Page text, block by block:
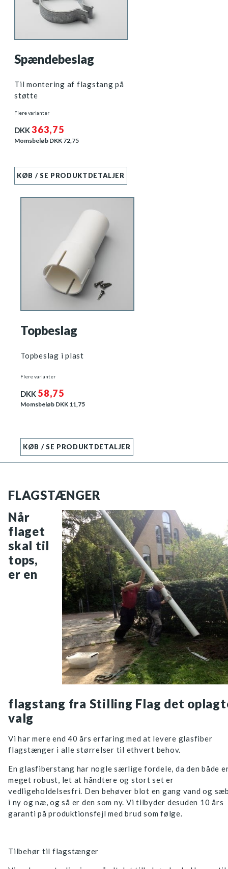
Spændebeslag
Til montering af flagstang på
støtte
Flere varianter
DKK363,75
Momsbeløb DKK 72,75
KØB / SE PRODUKTDETALJER
Topbeslag
Topbeslag i plast
Flere varianter
DKK 58,75
Momsbeløb DKK 11,75
KØB / SE PRODUKTDETALJER
FLAGSTÆNGER
Når
flaget
skal til
tops,
er en
flagstang fra Stilling Flag det
valg
Vi har mere end 40 års erfaring med at levere glasfiber
flagstænger i alle størrelser til ethvert behov.
En glasfiberstang har nogle særlige fordele, da den både
meget robust, let at håndtere og stort set er
vedligeholdelsesfri. Den behøver blot en gang vand og
i ny og næ, og så er den som ny. Vi tilbyder desuden 10 års
garanti på produktionsfejl med brud som følge.
Tilbehør til flagstænger